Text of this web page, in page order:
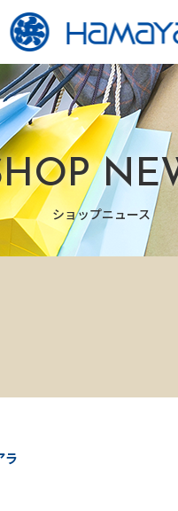
ショップニュース
ラ